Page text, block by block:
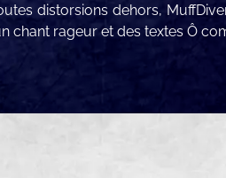
distorsions dehors,
chant rageur et des textes Ô